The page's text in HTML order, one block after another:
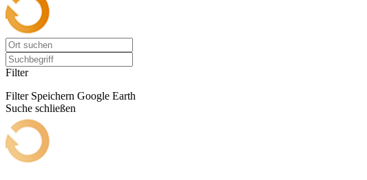
Filter
Filter Speichern Google Earth
Suche schließen